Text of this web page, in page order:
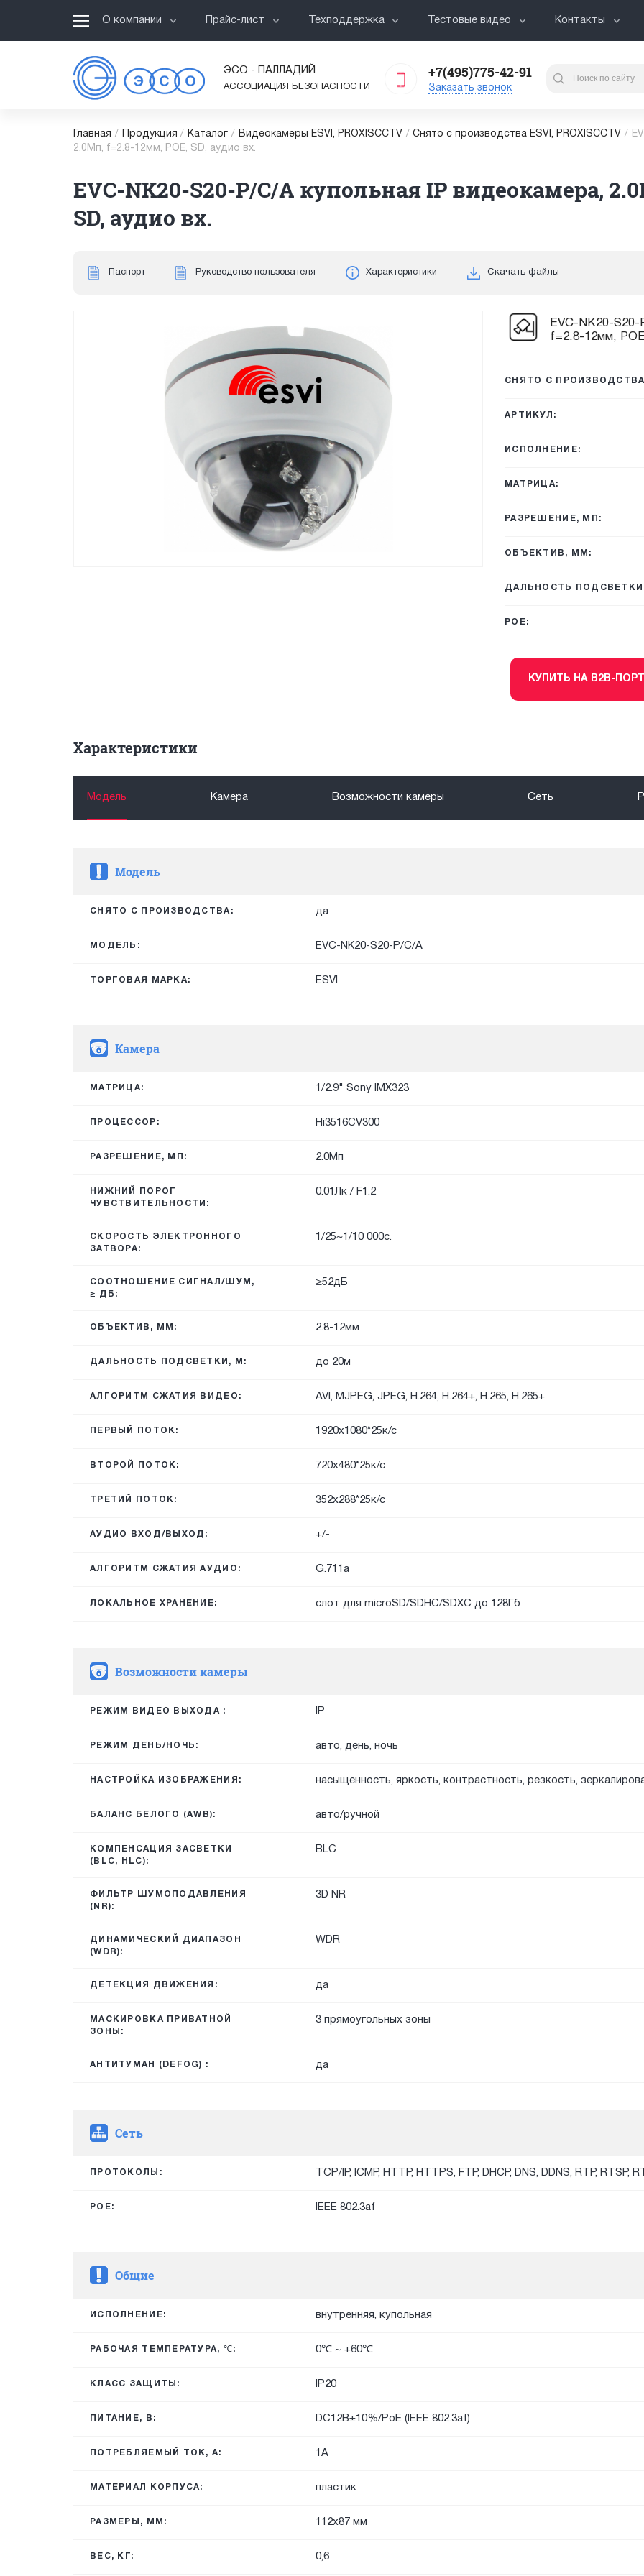
О компании Прайс-лист Техподдержка Тестовые видео Контакты
ЭСО - ПАЛЛАДИЙ
АССОЦИАЦИЯ БЕЗОПАСНОСТИ
+7(495)775-42-91
Заказать звонок
Главная / Продукция / Каталог / Видеокамеры ESVI, PROXISCCTV / Снято с производства ESVI, PROXISCCTV /
2.0Мп, f=2.8-12мм, POE, SD, аудио вх.
EVC-NK20-S20-P/C/A купольная IP видеокамера,
SD, аудио вх.
Паспорт Руководство пользователя Характеристики Скачать файлы
EVC-NK20-
f=2.8-12мм,
СНЯТО С
АРТИКУЛ:
ИСПОЛНЕНИЕ:
МАТРИЦА:
РАЗРЕШЕНИЕ, МП:
ОБЪЕКТИВ, ММ:
ДАЛЬНОСТЬ
POE:
КУПИТЬ НА B2B-
Характеристики
Модель Камера Возможности камеры Сеть
Модель
СНЯТО С ПРОИЗВОДСТВА: да
МОДЕЛЬ: EVC-NK20-S20-P/C/A
ТОРГОВАЯ МАРКА: ESVI
Камера
МАТРИЦА: 1/2.9" Sony IMX323
ПРОЦЕССОР: Hi3516CV300
РАЗРЕШЕНИЕ, МП: 2.0Мп
НИЖНИЙ ПОРОГ
ЧУВСТВИТЕЛЬНОСТИ:
0.01Лк / F1.2
СКОРОСТЬ ЭЛЕКТРОННОГО
ЗАТВОРА:
1/25~1/10 000с.
СООТНОШЕНИЕ СИГНАЛ/ШУМ,
≥ ДБ:
≥52дБ
ОБЪЕКТИВ, ММ: 2.8-12мм
ДАЛЬНОСТЬ ПОДСВЕТКИ, М: до 20м
АЛГОРИТМ СЖАТИЯ ВИДЕО: AVI, MJPEG, JPEG, H.264, H.264+, H.265, H.265+
ПЕРВЫЙ ПОТОК: 1920х1080*25к/с
ВТОРОЙ ПОТОК: 720x480*25к/с
ТРЕТИЙ ПОТОК: 352х288*25к/с
АУДИО ВХОД/ВЫХОД: +/-
АЛГОРИТМ СЖАТИЯ АУДИО: G.711a
ЛОКАЛЬНОЕ ХРАНЕНИЕ: слот для microSD/SDHC/SDXC до 128Гб
Возможности камеры
РЕЖИМ ВИДЕО ВЫХОДА : IP
РЕЖИМ ДЕНЬ/НОЧЬ: авто, день, ночь
НАСТРОЙКА ИЗОБРАЖЕНИЯ: насыщенность, яркость, контрастность, резкость,
БАЛАНС БЕЛОГО (AWB): авто/ручной
КОМПЕНСАЦИЯ ЗАСВЕТКИ
(BLC, HLC):
BLC
ФИЛЬТР ШУМОПОДАВЛЕНИЯ
(NR):
3D NR
ДИНАМИЧЕСКИЙ ДИАПАЗОН
(WDR):
WDR
ДЕТЕКЦИЯ ДВИЖЕНИЯ: да
МАСКИРОВКА ПРИВАТНОЙ
ЗОНЫ:
3 прямоугольных зоны
АНТИТУМАН (DEFOG) : да
Сеть
ПРОТОКОЛЫ: TCP/IP, ICMP, HTTP, HTTPS, FTP, DHCP, DNS, DDNS, RTP, RTSP,
POE: IEEE 802.3af
Общие
ИСПОЛНЕНИЕ: внутренняя, купольная
РАБОЧАЯ ТЕМПЕРАТУРА, ℃: 0℃ ~ +60℃
КЛАСС ЗАЩИТЫ: IP20
ПИТАНИЕ, В: DC12В±10%/PoE (IEEE 802.3af)
ПОТРЕБЛЯЕМЫЙ ТОК, А: 1А
МАТЕРИАЛ КОРПУСА: пластик
РАЗМЕРЫ, ММ: 112х87 мм
ВЕС, КГ: 0,6